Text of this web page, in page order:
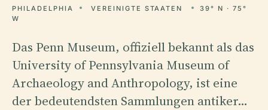
PHILADELPHIA VEREINIGTE STAATEN
39° N · 75°
W
Das Penn Museum, offiziell bekannt als das
University of Pennsylvania Museum of
Archaeology and Anthropology, ist eine
der bedeutendsten Sammlungen antiker…